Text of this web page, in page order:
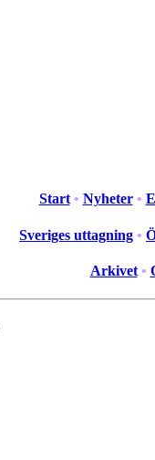
Start • Nyheter •
Sveriges uttagning •
Arkivet •